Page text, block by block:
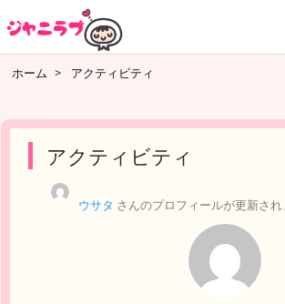
ホーム > アクティビティ
アクティビティ
ウサタ さんのプロフィールが更新され